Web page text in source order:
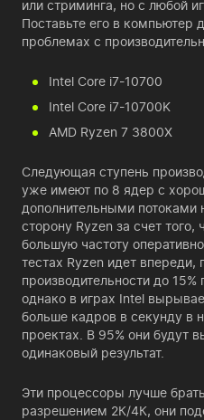
или стриминга, но с любой
Поставьте его в компьютер
проблемах с
Intel Core i7-10700
Intel Core i7-10700K
AMD Ryzen 7 3800X
Следующая ступень
уже имеют по 8 ядер с
дополнительными
сторону Ryzen за счет
большую частоту
тестах Ryzen идет впереди,
производительности до
однако в играх Intel
больше кадров в секунду в
проектах. В 95% они будут
одинаковый результат.
Эти процессоры лучше
разрешением 2К/4К, они